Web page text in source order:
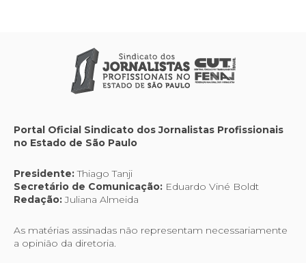
Portal Oficial Sindicato dos Jornalistas Profissionais
no Estado de São Paulo
Presidente:Thiago Tanji
Secretário de Comunicação: Eduardo Viné Boldt
Redação:Juliana Almeida
As matérias assinadas não representam necessariamente
a opinião da diretoria.